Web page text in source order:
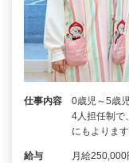
仕事内容
0歳児～5歳
4人担任制で
にもよりま
給与 月給250,000